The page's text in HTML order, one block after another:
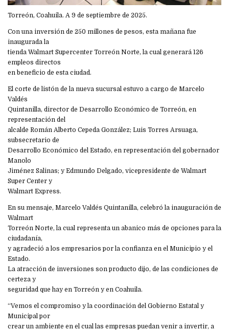
Torreón, Coahuila. A 9 de septiembre de 2025.
Con una inversión de 250 millones de pesos, esta mañana fue
inaugurada la
tienda Walmart Supercenter Torreón Norte, la cual generará 126
empleos directos
en beneficio de esta ciudad.
El corte de listón de la nueva sucursal estuvo a cargo de Marcelo
Valdés
Quintanilla, director de Desarrollo Económico de Torreón, en
representación del
alcalde Román Alberto Cepeda González; Luis Torres Arsuaga,
subsecretario de
Desarrollo Económico del Estado, en representación del gobernador
Manolo
Jiménez Salinas; y Edmundo Delgado, vicepresidente de Walmart
Super Center y
Walmart Express.
En su mensaje, Marcelo Valdés Quintanilla, celebró la inauguración de
Walmart
Torreón Norte, la cual representa un abanico más de opciones para la
ciudadanía,
y agradeció a los empresarios por la confianza en el Municipio y el
Estado.
La atracción de inversiones son producto dijo, de las condiciones de
certeza y
seguridad que hay en Torreón y en Coahuila.
“Vemos el compromiso y la coordinación del Gobierno Estatal y
Municipal por
crear un ambiente en el cual las empresas puedan venir a invertir, a